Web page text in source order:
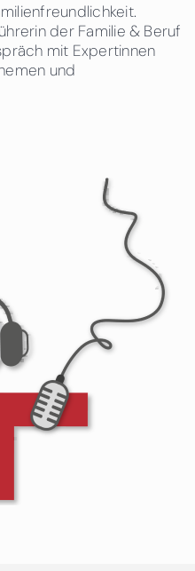
der Familie & Beruf
mit Expertinnen
und